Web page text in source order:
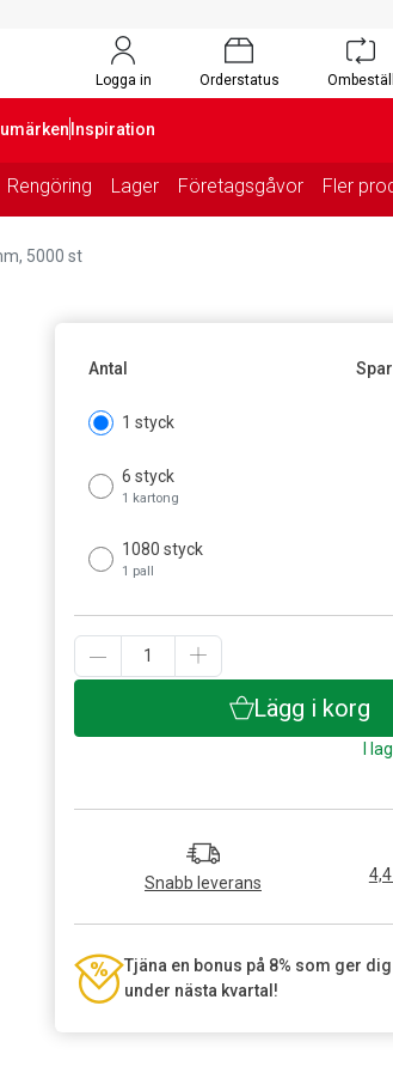
Logga in Orderstatus Ombeställ
Inspiration
Rengöring Lager Företagsgåvor Fler
5000 st
Antal
1 styck
6 styck
1 kartong
1080 styck
1 pall
Lägg i korg
I
Snabb leverans
Tjäna en bonus på 8% som ger
under nästa kvartal!